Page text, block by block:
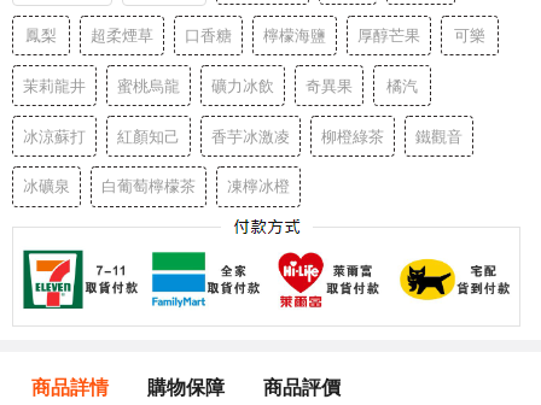
鳳梨 超柔煙草 口香糖 檸檬海鹽 厚醇芒果 可樂
茉莉龍井 蜜桃烏龍 礦力冰飲 奇異果 橘汽
冰涼蘇打 紅顏知己 香芋冰激凌 柳橙綠茶 鐵觀音
冰礦泉 白葡萄檸檬茶 凍檸冰橙
商品詳情 購物保障 商品評價